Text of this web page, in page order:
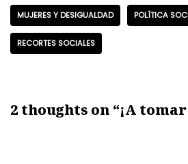
MUJERES Y DESIGUALDAD POLÍTICA
RECORTES SOCIALES
2 thoughts on “¡A